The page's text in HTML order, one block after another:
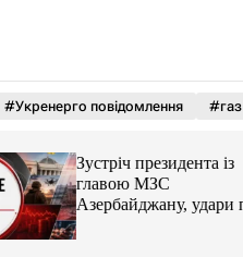
#Укренерго повідомлення #газ
Зустріч президента із
главою МЗС
Азербайджану, удари по
Україні. Головне за 6
серпня 2026